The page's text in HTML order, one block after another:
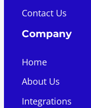
Contact Us
Company
Home
About Us
Integrations